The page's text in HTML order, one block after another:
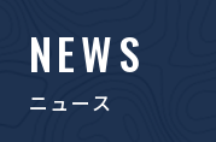
NEWS
ニュース